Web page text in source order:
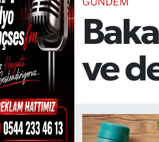
ve
TEKNOLOJİ
CANLI DİNLE
RESMİ İLANLAR
Gencsesfm Canlı Dinle